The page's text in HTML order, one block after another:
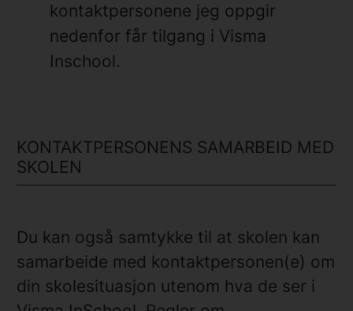
kontaktpersonene jeg oppgir
nedenfor får tilgang i Visma
Inschool.
KONTAKTPERSONENS SAMARBEID MED
SKOLEN
Du kan også samtykke til at skolen kan
samarbeide med kontaktpersonen(e) om
din skolesituasjon utenom hva de ser i